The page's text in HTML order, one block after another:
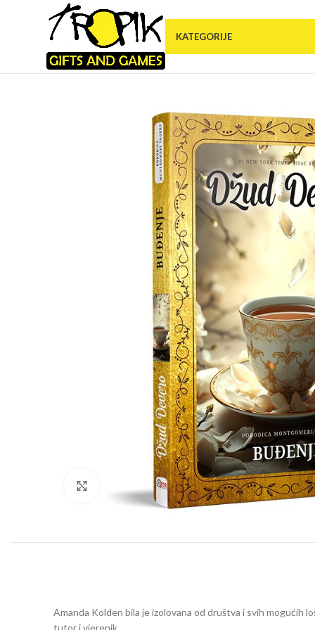
KATEGORIJE
Click to enlarge
Amanda Kolden bila je izolovana od društva i svih mogućih
tutor i vjerenik.